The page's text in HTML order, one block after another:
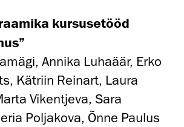
kursusetööd
Annika Luhaäär, Erko
Kätriin Reinart, Laura
Vikentjeva, Sara
Poljakova, Õnne Paulus